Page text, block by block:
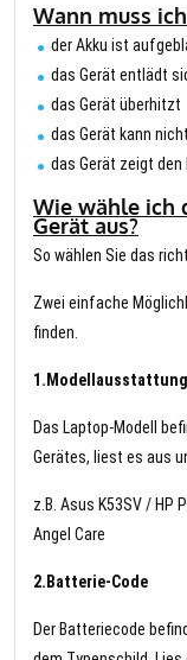
Wann muss
der Akku ist
das Gerät entlädt
das Gerät überhitzt
das Gerät kann
das Gerät zeigt
Wie wähle ich
Gerät aus?
So wählen Sie das
Zwei einfache
finden.
1.Modellausstattung
Das Laptop-Modell
Gerätes, liest es aus
z.B. Asus K53SV / HP
Angel Care
2.Batterie-Code
Der Batteriecode